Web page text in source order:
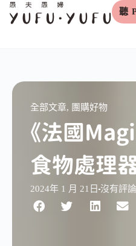
跳
內
容
聽
全部文章, 團購好物
《法國
食物處理
2024年 1 月 21日 沒有評論